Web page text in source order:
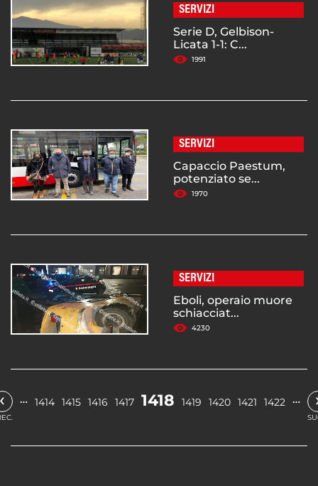
SERVIZI
Serie D, Gelbison-
Licata 1-1: C...
1991
SERVIZI
Capaccio Paestum,
potenziato se...
1970
SERVIZI
Eboli, operaio muore
schiacciat...
4230
… 1414 1415 1416 1417 1418 1419 1420 1421 1422 …